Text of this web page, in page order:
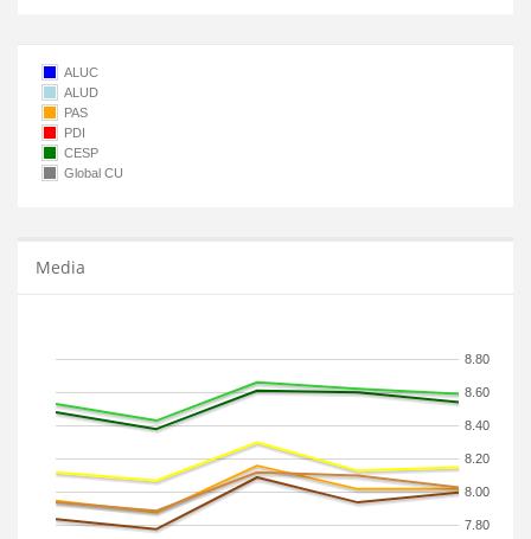
ALUC
ALUD
PAS
PDI
CESP
Global CU
Media
7.80
8.00
8.20
8.40
8.60
8.80